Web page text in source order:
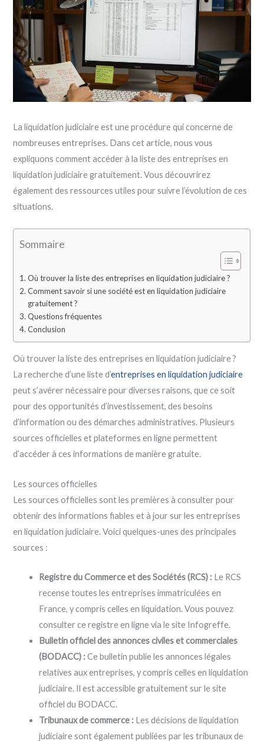
La liquidation judiciaire est une procédure qui concerne de
nombreuses entreprises. Dans cet article, nous vous
expliquons comment accéder à la liste des entreprises en
liquidation judiciaire gratuitement. Vous découvrirez
également des ressources utiles pour suivre l’évolution de ces
situations.
Sommaire
Où trouver la liste des entreprises en liquidation judiciaire ?
Comment savoir si une société est en liquidation judiciaire
gratuitement ?
Questions fréquentes
Conclusion
Où trouver la liste des entreprises en liquidation judiciaire ?
La recherche d’une liste d’entreprises en liquidation judiciaire
peut s’avérer nécessaire pour diverses raisons, que ce soit
pour des opportunités d’investissement, des besoins
d’information ou des démarches administratives. Plusieurs
sources officielles et plateformes en ligne permettent
d’accéder à ces informations de manière gratuite.
Les sources officielles
Les sources officielles sont les premières à consulter pour
obtenir des informations fiables et à jour sur les entreprises
en liquidation judiciaire. Voici quelques-unes des principales
sources :
Registre du Commerce et des Sociétés (RCS) : Le RCS
recense toutes les entreprises immatriculées en
France, y compris celles en liquidation. Vous pouvez
consulter ce registre en ligne via le site Infogreffe.
Bulletin officiel des annonces civiles et commerciales
(BODACC) :Ce bulletin publie les annonces légales
relatives aux entreprises, y compris celles en liquidation
judiciaire. Il est accessible gratuitement sur le site
officiel du BODACC.
Tribunaux de commerce : Les décisions de liquidation
judiciaire sont également publiées par les tribunaux de